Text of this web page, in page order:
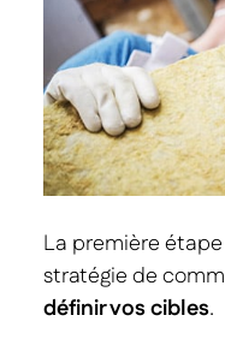
La première
stratégie de
définir vos cibles.